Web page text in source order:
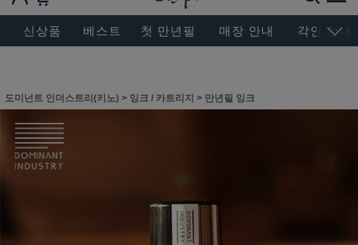
BESEN MASTERPIECE, SINCE 2004
신상품 베스트 첫 만년필 매장 안내 각인 안내
도미넌트 인더스트리(키노) > 잉크 / 카트리지 > 만년필 잉크